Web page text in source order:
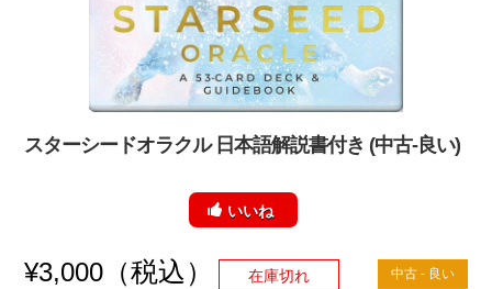
スターシードオラクル 日本語解説書付き (中古-良い)
いいね
中古 - 良い
¥3,000 （税込） 在庫切れ